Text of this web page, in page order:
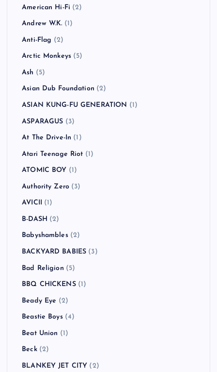
American Hi-Fi (2)
Andrew W.K. (1)
Anti-Flag (2)
Arctic Monkeys (5)
Ash (5)
Asian Dub Foundation (2)
ASIAN KUNG-FU GENERATION (1)
ASPARAGUS (3)
At The Drive-In (1)
Atari Teenage Riot (1)
ATOMIC BOY (1)
Authority Zero (3)
AVICII (1)
B-DASH (2)
Babyshambles(2)
BACKYARD BABIES (3)
Bad Religion (5)
BBQ CHICKENS(1)
Beady Eye (2)
Beastie Boys(4)
Beat Union (1)
Beck(2)
BLANKEY JET CITY (2)